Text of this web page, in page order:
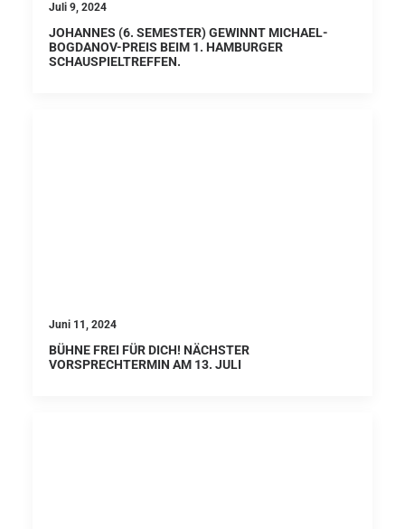
Juli 9, 2024
JOHANNES (6. SEMESTER) GEWINNT MICHAEL-
BOGDANOV-PREIS BEIM 1. HAMBURGER
SCHAUSPIELTREFFEN.
Juni 11, 2024
BÜHNE FREI FÜR DICH! NÄCHSTER
VORSPRECHTERMIN AM 13. JULI